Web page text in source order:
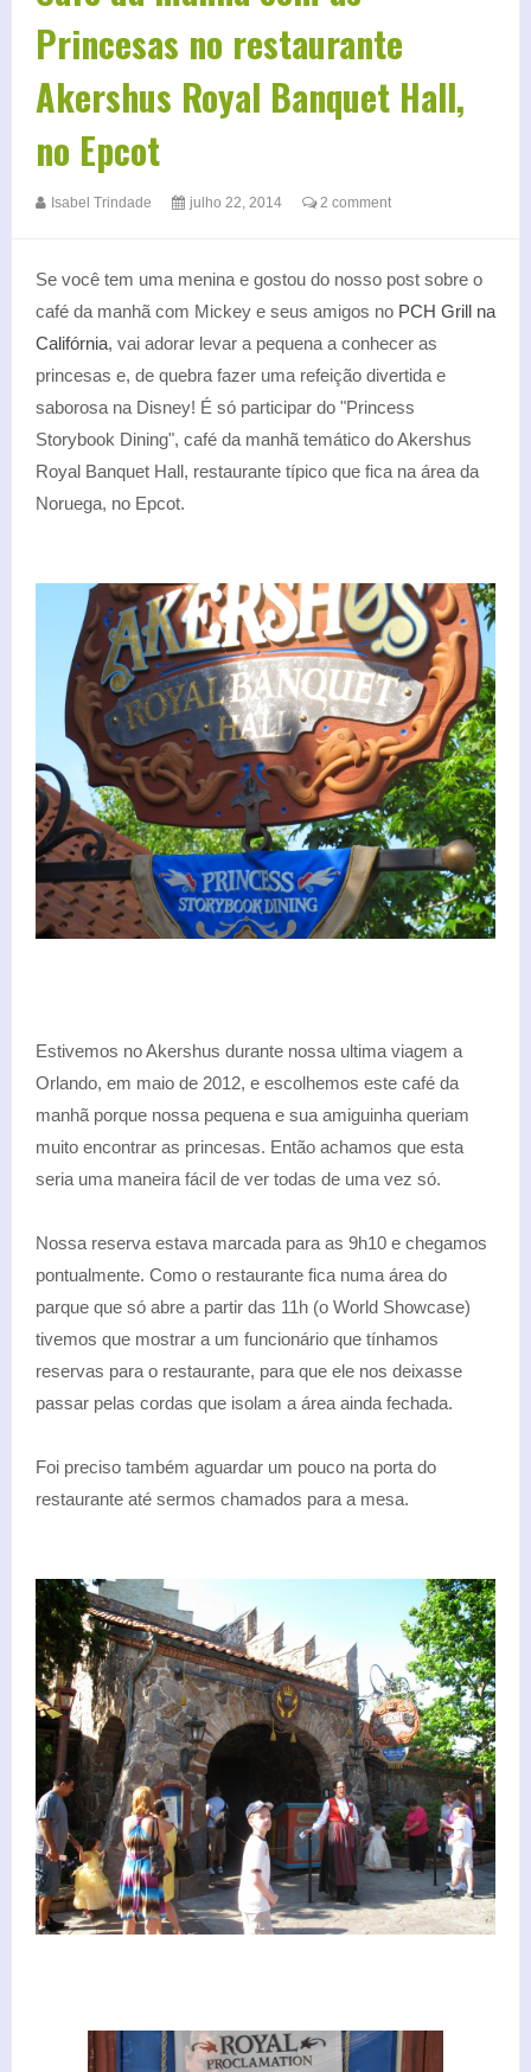
Princesas no restaurante
Akershus Royal Banquet Hall,
no Epcot
Isabel Trindade julho 22, 2014 2 comment
Se você tem uma menina e gostou do nosso post sobre o
café da manhã com Mickey e seus amigos no PCH Grill na
Califórnia, vai adorar levar a pequena a conhecer as
princesas e, de quebra fazer uma refeição divertida e
saborosa na Disney! É só participar do "Princess
Storybook Dining", café da manhã temático do Akershus
Royal Banquet Hall, restaurante típico que fica na área da
Noruega, no Epcot.
Estivemos no Akershus durante nossa ultima viagem a
Orlando, em maio de 2012, e escolhemos este café da
manhã porque nossa pequena e sua amiguinha queriam
muito encontrar as princesas. Então achamos que esta
seria uma maneira fácil de ver todas de uma vez só.
Nossa reserva estava marcada para as 9h10 e chegamos
pontualmente. Como o restaurante fica numa área do
parque que só abre a partir das 11h (o World Showcase)
tivemos que mostrar a um funcionário que tínhamos
reservas para o restaurante, para que ele nos deixasse
passar pelas cordas que isolam a área ainda fechada.
Foi preciso também aguardar um pouco na porta do
restaurante até sermos chamados para a mesa.